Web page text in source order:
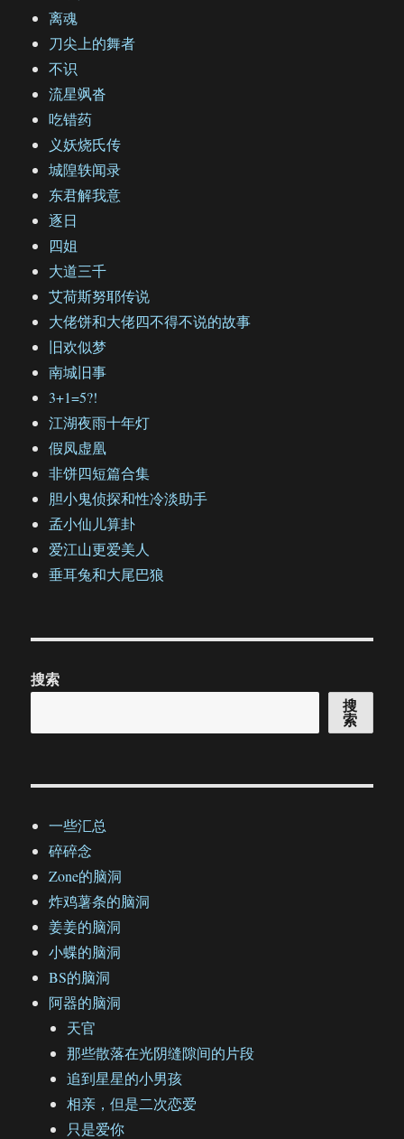
离魂
刀尖上的舞者
不识
流星飒沓
吃错药
义妖烧氏传
城隍轶闻录
东君解我意
逐日
四姐
大道三千
艾荷斯努耶传说
大佬饼和大佬四不得不说的故事
旧欢似梦
南城旧事
3+1=5?!
江湖夜雨十年灯
假凤虚凰
非饼四短篇合集
胆小鬼侦探和性冷淡助手
孟小仙儿算卦
爱江山更爱美人
垂耳兔和大尾巴狼
搜索
搜
索
一些汇总
碎碎念
Zone的脑洞
炸鸡薯条的脑洞
姜姜的脑洞
小蝶的脑洞
BS的脑洞
阿器的脑洞
天官
那些散落在光阴缝隙间的片段
追到星星的小男孩
相亲，但是二次恋爱
只是爱你